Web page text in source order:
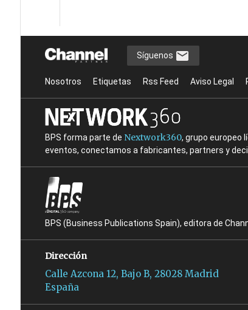
Síguenos
Nosotros Etiquetas Rss Feed Aviso Legal
BPS forma parte de Nextwork360, grupo europeo
eventos, conectamos a fabricantes, partners y
BPS (Business Publications Spain), editora de
Dirección
Calle Azcona 12, Bajo B, 28028 Madrid
España